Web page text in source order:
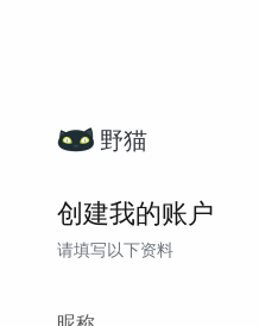
野猫
创建我的账户
请填写以下资料